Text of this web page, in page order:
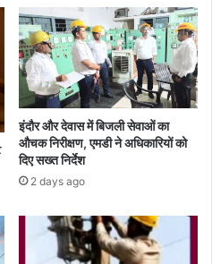
इंदौर और देवास में बिजली सेवाओं का
औचक निरीक्षण, एमडी ने अधिकारियों को
दिए सख्त निर्देश
2 days ago